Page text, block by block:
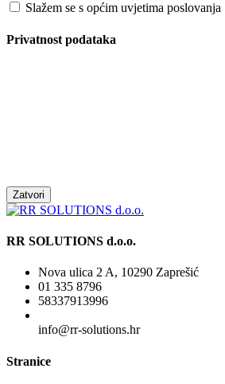
Slažem se s općim uvjetima poslovanja
Privatnost podataka
Zatvori
RR SOLUTIONS d.o.o.
Nova ulica 2 A, 10290 Zaprešić
01 335 8796
58337913996
info@rr-solutions.hr
Stranice